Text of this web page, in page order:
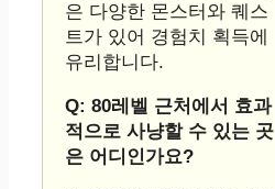
은 다양한 몬스터와 퀘스
트가 있어 경험치 획득에
유리합니다.
Q: 80레벨 근처에서 효과
적으로 사냥할 수 있는 곳
은 어디인가요?